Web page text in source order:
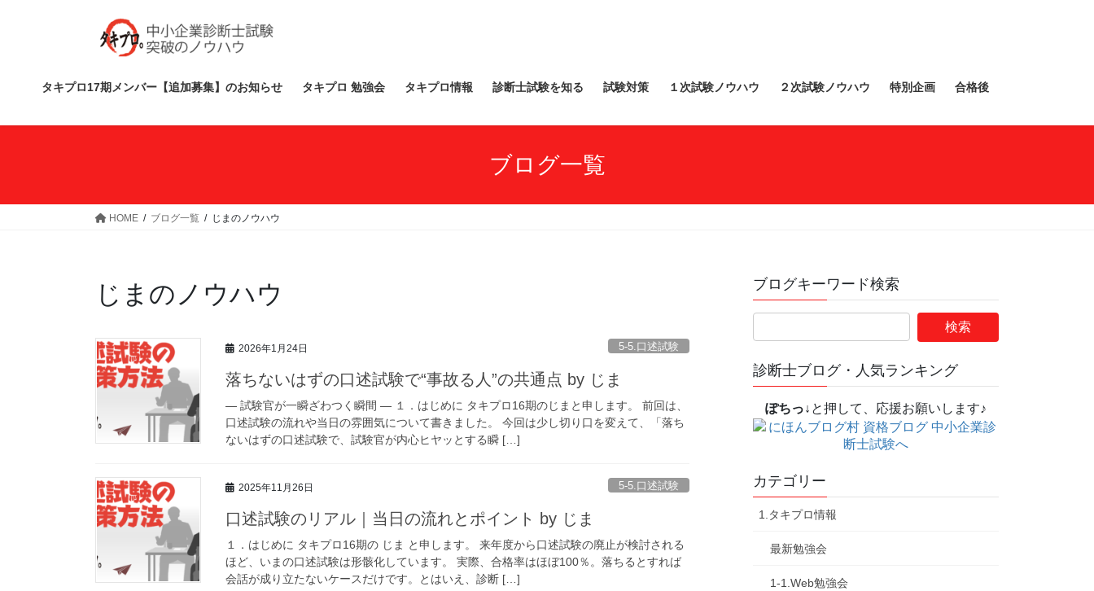
ス
ン
タキプロ17期メンバー【追加募集】のお知らせ タキプロ 勉強会 タキプロ情報 診断士試験を知る 試験対策 １次試験ノウハウ ２次試験ノウハウ 特別企画 合格後
ブログ一覧
HOME ブログ一覧 じまのノウハウ
じまのノウハウ
2026年1月24日 5-5.口述試験
落ちないはずの口述試験で“事故る人”の共通点 by じま
― 試験官が一瞬ざわつく瞬間 ― １．はじめに タキプロ16期のじまと申します。 前回は、
口述試験の流れや当日の雰囲気について書きました。 今回は少し切り口を変えて、「落ち
ないはずの口述試験で、試験官が内心ヒヤッとする瞬 […]
2025年11月26日 5-5.口述試験
口述試験のリアル｜当日の流れとポイント by じま
１．はじめに タキプロ16期の じま と申します。 来年度から口述試験の廃止が検討される
ほど、いまの口述試験は形骸化しています。 実際、合格率はほぼ100％。落ちるとすれば
会話が成り立たないケースだけです。とはいえ、診断 […]
ブログキーワード検索
診断士ブログ・人気ランキング
ぽちっ↓ と押して、応援お願いします♪
カテゴリー
1.タキプロ情報
最新勉強会
1-1.Web勉強会